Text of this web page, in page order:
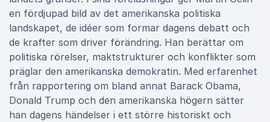
en fördjupad bild av det amerikanska politiska
landskapet, de idéer som formar dagens debatt och
de krafter som driver förändring. Han berättar om
politiska rörelser, maktstrukturer och konflikter som
präglar den amerikanska demokratin. Med erfarenhet
från rapportering om bland annat Barack Obama,
Donald Trump och den amerikanska högern sätter
han dagens händelser i ett större historiskt och